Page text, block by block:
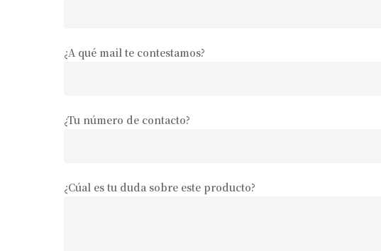
¿A qué mail te contestamos?
¿Tu número de contacto?
¿Cúal es tu duda sobre este producto?